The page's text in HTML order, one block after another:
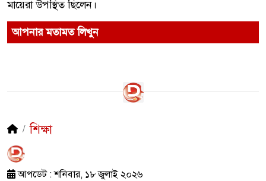
মায়েরা উপস্থিত ছিলেন।
আপনার মতামত লিখুন
শিক্ষা
আপডেট : শনিবার, ১৮ জুলাই ২০২৬